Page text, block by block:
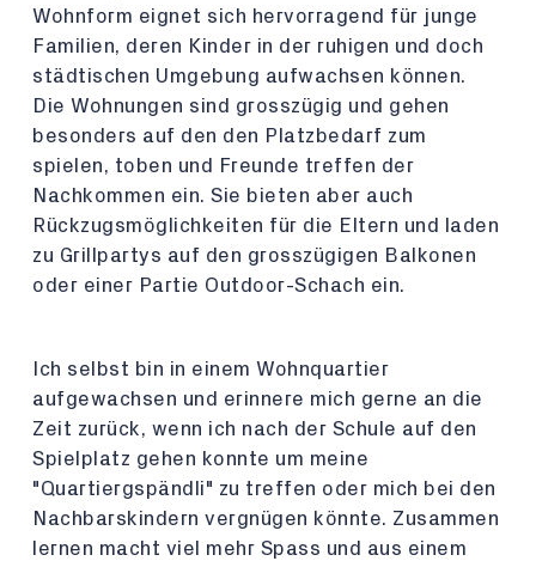
Wohnform eignet sich hervorragend für junge
Familien, deren Kinder in der ruhigen und doch
städtischen Umgebung aufwachsen können.
Die Wohnungen sind grosszügig und gehen
besonders auf den den Platzbedarf zum
spielen, toben und Freunde treffen der
Nachkommen ein. Sie bieten aber auch
Rückzugsmöglichkeiten für die Eltern und laden
zu Grillpartys auf den grosszügigen Balkonen
oder einer Partie Outdoor-Schach ein.
Ich selbst bin in einem Wohnquartier
aufgewachsen und erinnere mich gerne an die
Zeit zurück, wenn ich nach der Schule auf den
Spielplatz gehen konnte um meine
"Quartiergspändli" zu treffen oder mich bei den
Nachbarskindern vergnügen könnte. Zusammen
lernen macht viel mehr Spass und aus einem